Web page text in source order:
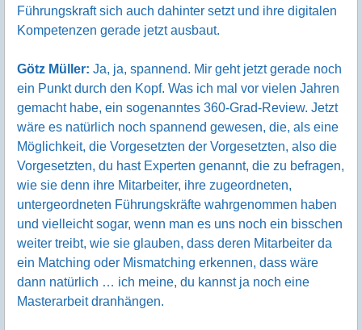
Führungskraft sich auch dahinter setzt und ihre digitalen
Kompetenzen gerade jetzt ausbaut.
Götz Müller: Ja, ja, spannend. Mir geht jetzt gerade noch
ein Punkt durch den Kopf. Was ich mal vor vielen Jahren
gemacht habe, ein sogenanntes 360-Grad-Review. Jetzt
wäre es natürlich noch spannend gewesen, die, als eine
Möglichkeit, die Vorgesetzten der Vorgesetzten, also die
Vorgesetzten, du hast Experten genannt, die zu befragen,
wie sie denn ihre Mitarbeiter, ihre zugeordneten,
untergeordneten Führungskräfte wahrgenommen haben
und vielleicht sogar, wenn man es uns noch ein bisschen
weiter treibt, wie sie glauben, dass deren Mitarbeiter da
ein Matching oder Mismatching erkennen, dass wäre
dann natürlich … ich meine, du kannst ja noch eine
Masterarbeit dranhängen.